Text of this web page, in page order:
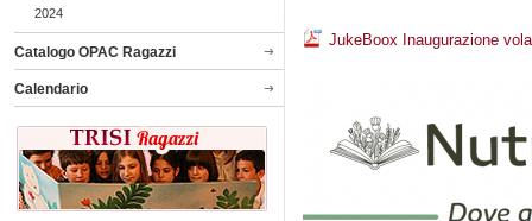
2024
Catalogo OPAC Ragazzi
Calendario
JukeBoox Inaugurazione